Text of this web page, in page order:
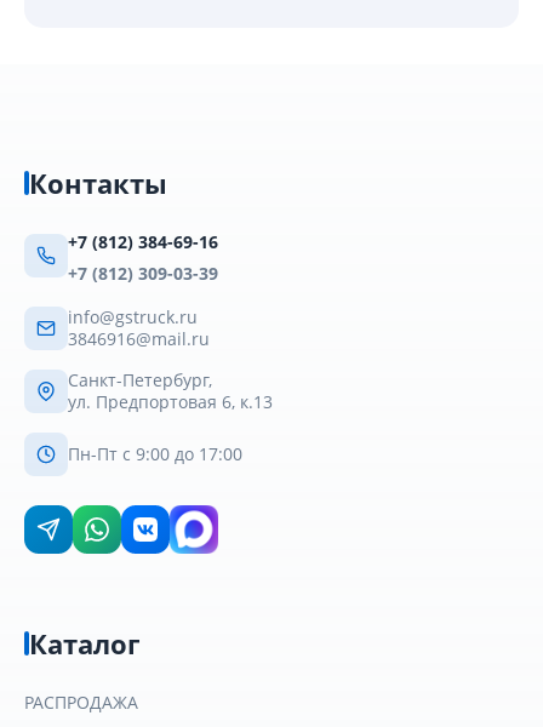
Контакты
+7 (812) 384-69-16
+7 (812) 309-03-39
info@gstruck.ru
3846916@mail.ru
Санкт-Петербург,
ул. Предпортовая 6, к.13
Пн-Пт с 9:00 до 17:00
Каталог
РАСПРОДАЖА